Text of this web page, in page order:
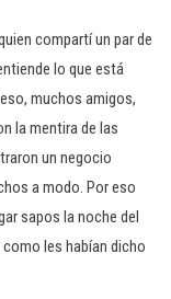
compartí un par de
lo que está
muchos amigos,
la mentira de las
un negocio
a modo. Por eso
sapos la noche del
les habían dicho